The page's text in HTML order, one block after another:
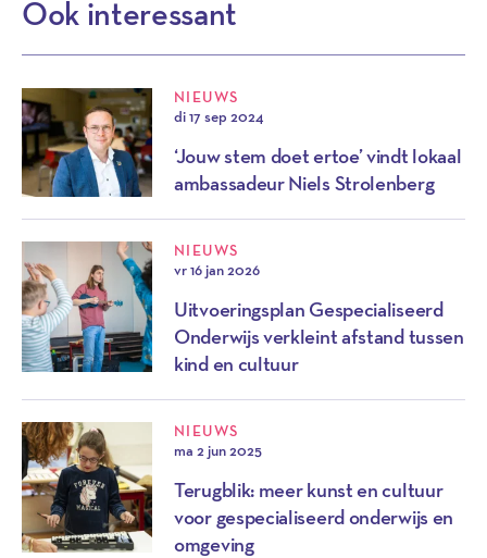
Ook interessant
NIEUWS
di 17 sep 2024
‘Jouw stem doet ertoe’ vindt lokaal
ambassadeur Niels Strolenberg
NIEUWS
vr 16 jan 2026
Uitvoeringsplan Gespecialiseerd
Onderwijs verkleint afstand tussen
kind en cultuur
NIEUWS
ma 2 jun 2025
Terugblik: meer kunst en cultuur
voor gespecialiseerd onderwijs en
omgeving